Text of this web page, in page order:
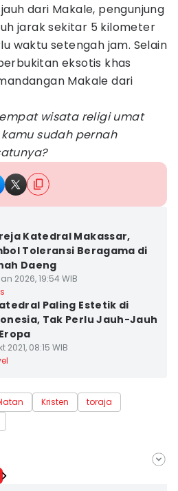
dari Makale, pengunjung
jarak sekitar 5 kilometer
waktu setengah jam. Selain
eksotis khas
Makale dari
wisata religi umat
sudah pernah
Katedral Makassar,
Toleransi Beragama di
Daeng
2026, 19:54 WIB
Paling Estetik di
Tak Perlu Jauh-Jauh
2021, 08:15 WIB
Kristen
toraja